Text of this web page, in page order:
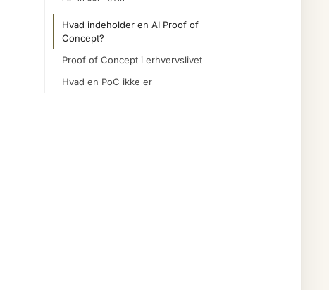
Hvad indeholder en AI Proof of
Concept?
Proof of Concept i erhvervslivet
Hvad en PoC ikke er